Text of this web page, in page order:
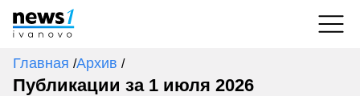
Главная /Архив /
Публикации за 1 июля 2026